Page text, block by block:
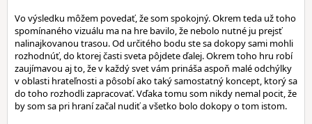
Vo výsledku môžem povedať, že som spokojný. Okrem teda už toho
spomínaného vizuálu ma na hre bavilo, že nebolo nutné ju prejsť
nalinajkovanou trasou. Od určitého bodu ste sa dokopy sami mohli
rozhodnúť, do ktorej časti sveta pôjdete ďalej. Okrem toho hru robí
zaujímavou aj to, že v každý svet vám prináša aspoň malé odchýlky
v oblasti hrateľnosti a pôsobí ako taký samostatný koncept, ktorý sa
do toho rozhodli zapracovať. Vďaka tomu som nikdy nemal pocit, že
by som sa pri hraní začal nudiť a všetko bolo dokopy o tom istom.